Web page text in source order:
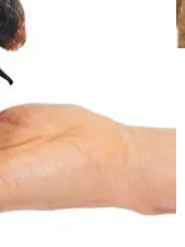
in
in den Händen